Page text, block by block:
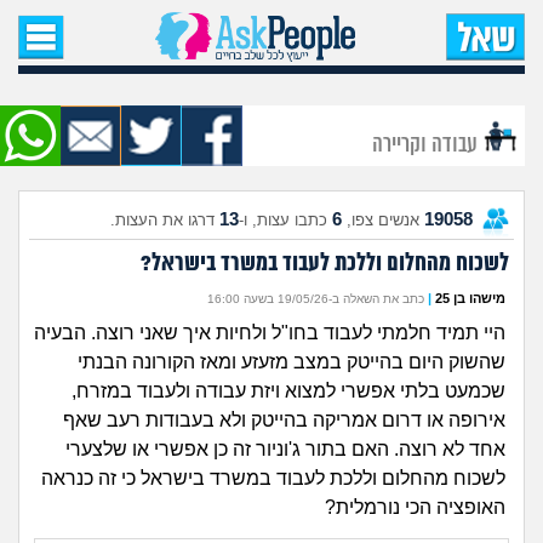
עמוד הבית
שאל שאלה
שאלות חדשות
שאלות שעוררו עניין
עצות חדשות
מה קורה כאן?
מתחם הטיפים
מדורים
עבודה וקריירה
19058 אנשים צפו, 6 כתבו עצות, ו-13 דרגו את העצות.
לשכוח מהחלום וללכת לעבוד במשרד בישראל?
מישהו בן 25 | כתב את השאלה ב-19/05/26 בשעה 16:00
היי תמיד חלמתי לעבוד בחו"ל ולחיות איך שאני רוצה. הבעיה
שהשוק היום בהייטק במצב מזעזע ומאז הקורונה הבנתי
שכמעט בלתי אפשרי למצוא ויזת עבודה ולעבוד במזרח,
אירופה או דרום אמריקה בהייטק ולא בעבודות רעב שאף
אחד לא רוצה. האם בתור ג'וניור זה כן אפשרי או שלצערי
לשכוח מהחלום וללכת לעבוד במשרד בישראל כי זה כנראה
האופציה הכי נורמלית?